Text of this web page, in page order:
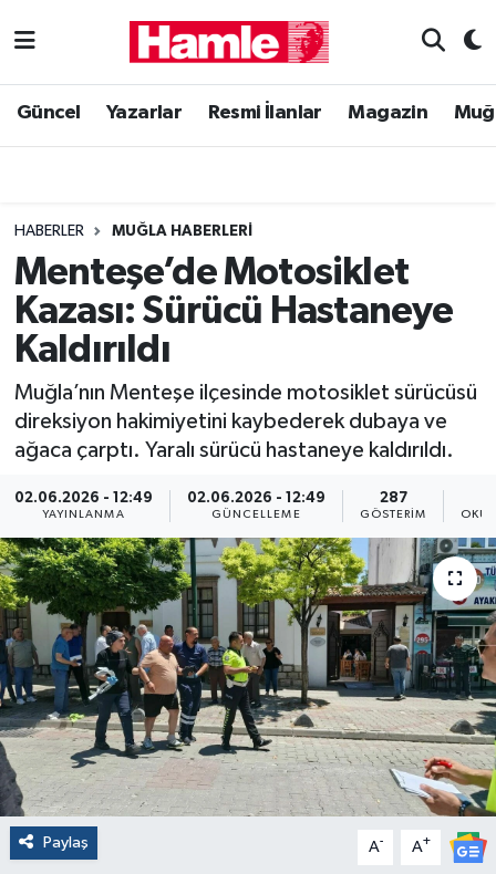
Güncel Yazarlar Resmi İlanlar Magazin
HABERLER MUĞLA HABERLERI
Menteşe’de Motosiklet
Kazası: Sürücü Hastaneye
Kaldırıldı
Muğla’nın Menteşe ilçesinde motosiklet sürücüsü
direksiyon hakimiyetini kaybederek dubaya ve
ağaca çarptı. Yaralı sürücü hastaneye kaldırıldı.
02.06.2026 - 12:49
YAYINLANMA
02.06.2026 - 12:49
GÜNCELLEME
287
GÖSTERIM
Paylaş A- A+
Güncel
Muğla Haber
Siyaset
Muğla Nöbetçi Eczaneler
Muğla Trafik Yoğunluk Haritası
Süper Lig Puan Durumu ve Fikstür
Tüm Manşetler
Son Dakika Haberleri